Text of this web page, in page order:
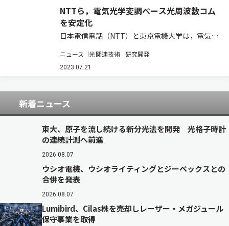
NTTら，電気光学変調ベース光周波数コム
を安定化
日本電信電話（NTT）と東京電機大学は，電気光
功した（ニュースリリース）。 光周波数コムは，
周波数軸上でくし（コム）状の輝線スペクトルを
ニュース 光関連技術 研究開発
2023.07.21
新着ニュース
東大、原子を流し続ける新分光法を開発 光格子時計
の連続計測へ前進
2026.08.07
ウシオ電機、ウシオライティングとジーベックスとの
合併を発表
2026.08.07
Lumibird、Cilas株を売却しレーザー・メガジュール
保守事業を取得